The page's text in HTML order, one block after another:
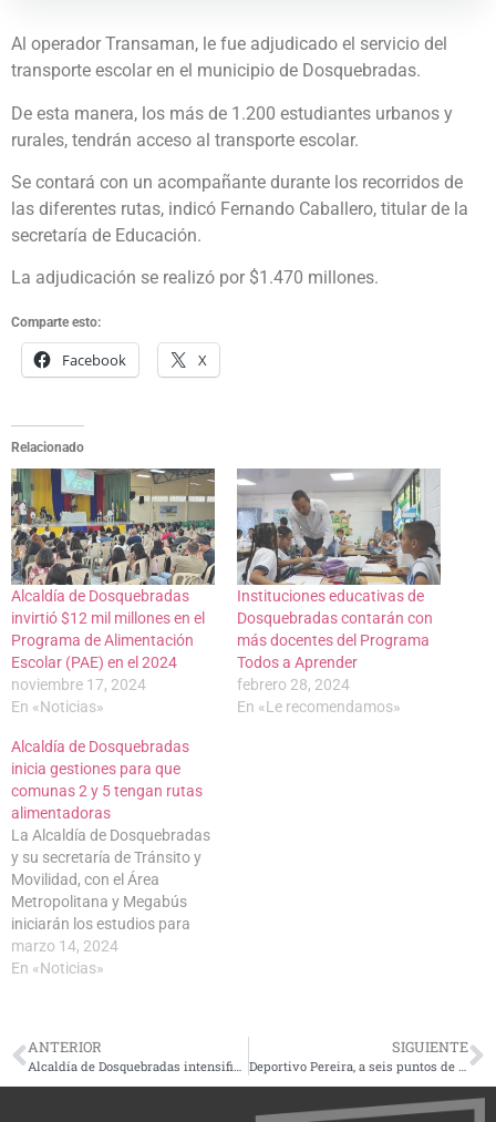
Al operador Transaman, le fue adjudicado el servicio del
transporte escolar en el municipio de Dosquebradas.
De esta manera, los más de 1.200 estudiantes urbanos y
rurales, tendrán acceso al transporte escolar.
Se contará con un acompañante durante los recorridos de
las diferentes rutas, indicó Fernando Caballero, titular de la
secretaría de Educación.
La adjudicación se realizó por $1.470 millones.
Comparte esto:
Facebook X
Relacionado
Alcaldía de Dosquebradas
invirtió $12 mil millones en el
Programa de Alimentación
Escolar (PAE) en el 2024
noviembre 17, 2024
En «Noticias»
Instituciones educativas de
Dosquebradas contarán con
más docentes del Programa
Todos a Aprender
febrero 28, 2024
En «Le recomendamos»
Alcaldía de Dosquebradas
inicia gestiones para que
comunas 2 y 5 tengan rutas
alimentadoras
La Alcaldía de Dosquebradas
y su secretaría de Tránsito y
Movilidad, con el Área
Metropolitana y Megabús
iniciarán los estudios para
que las comunas 2 y 5 de
Dosquebradas, tengan rutas
descensos y la ocupación
marzo 14, 2024
En «Noticias»
ANTERIOR
Alcaldía de Dosquebradas intensifica recomendaciones ante aumento de casos de dengue, Pereira ya declaró alerta amarilla
SIGUIENTE
Deportivo Pereira, a seis puntos de clasificar a los cuadrangulares semifinales